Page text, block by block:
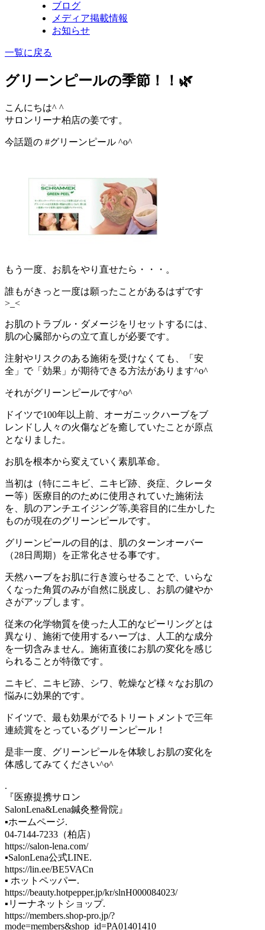
ブログ
メディア掲載情報
お知らせ
一覧に戻る
グリーンピールの季節！！🌿
こんにちは^ ^
サロンリーナ柏店の姜です。
今話題の #グリーンピール ^o^
もう一度、お肌をやり直せたら・・・。
誰もがきっと一度は願ったことがあるはずです
>_<
お肌のトラブル・ダメージをリセットするには、
肌の心臓部からの立て直しが必要です。
注射やリスクのある施術を受けなくても、「安
全」で「効果」が期待できる方法があります^o^
それがグリーンピールです^o^
ドイツで100年以上前、オーガニックハーブをブ
レンドし人々の火傷などを癒していたことが原点
となりました。
お肌を根本から変えていく素肌革命。
当初は（特にニキビ、ニキビ跡、炎症、クレータ
ー等）医療目的のために使用されていた施術法
を、肌のアンチエイジング等,美容目的に生かした
ものが現在のグリーンピールです。
グリーンピールの目的は、肌のターンオーバー
（28日周期）を正常化させる事です。
天然ハーブをお肌に行き渡らせることで、いらな
くなった角質のみが自然に脱皮し、お肌の健やか
さがアップします。
従来の化学物質を使った人工的なピーリングとは
異なり、施術で使用するハーブは、人工的な成分
を一切含みません。施術直後にお肌の変化を感じ
られることが特徴です。
ニキビ、ニキビ跡、シワ、乾燥など様々なお肌の
悩みに効果的です。
ドイツで、最も効果がでるトリートメントで三年
連続賞をとっているグリーンピール！
是非一度、グリーンピールを体験しお肌の変化を
体感してみてください^o^
.
『医療提携サロン
SalonLena&Lena鍼灸整骨院』
▪️ホームページ.
04-7144-7233（柏店）
https://salon-lena.com/
▪️SalonLena公式LINE.
https://lin.ee/BE5VACn
▪️ ホットペッパー.
https://beauty.hotpepper.jp/kr/slnH000084023/
▪️リーナネットショップ.
https://members.shop-pro.jp/?
mode=members&shop_id=PA01401410